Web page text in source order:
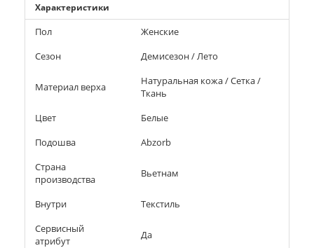
Характеристики
Пол
Женские
Сезон
Демисезон / Лето
Материал верха
Натуральная кожа / Сетка /
Ткань
Цвет
Белые
Подошва
Abzorb
Страна
производства
Вьетнам
Внутри
Текстиль
Сервисный
атрибут
Да